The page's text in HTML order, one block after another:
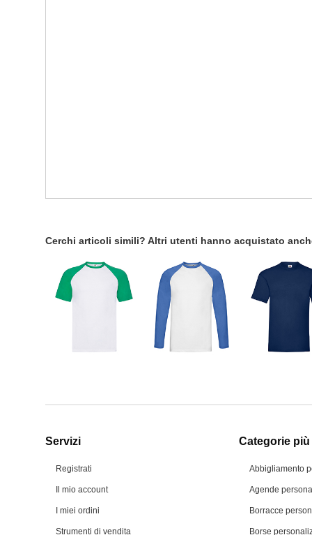
Cerchi articoli simili? Altri utenti hanno acquistato
Servizi
Registrati
Il mio account
I miei ordini
Strumenti di vendita
Categorie
Abbigliamento
Agende
Borracce
Borse